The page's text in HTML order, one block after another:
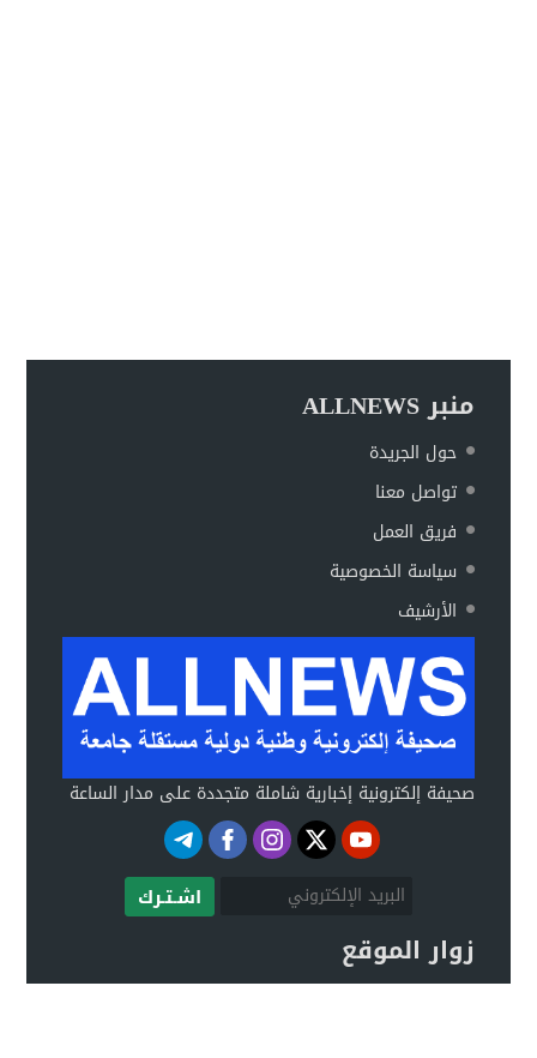
منبر ALLNEWS
حول الجريدة
تواصل معنا
فريق العمل
سياسة الخصوصية
الأرشيف
صحيفة إلكترونية إخبارية شاملة متجددة على مدار الساعة
اشـتـرك
زوار الموقع